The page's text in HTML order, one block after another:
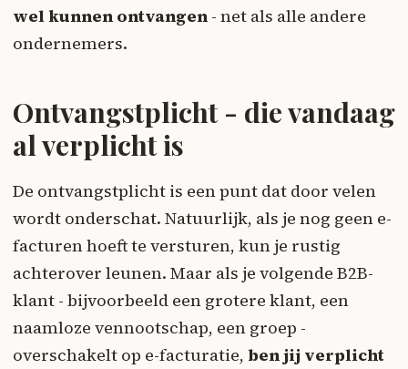
wel kunnen ontvangen - net als alle andere
ondernemers.
Ontvangstplicht - die vandaag
al verplicht is
De ontvangstplicht is een punt dat door velen
wordt onderschat. Natuurlijk, als je nog geen e-
facturen hoeft te versturen, kun je rustig
achterover leunen. Maar als je volgende B2B-
klant - bijvoorbeeld een grotere klant, een
naamloze vennootschap, een groep -
overschakelt op e-facturatie, ben jij verplicht